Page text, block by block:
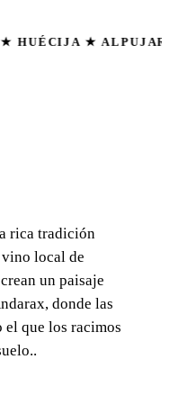
★ ALPUJARRA
rica tradición
local de
un paisaje
donde las
el que los racimos